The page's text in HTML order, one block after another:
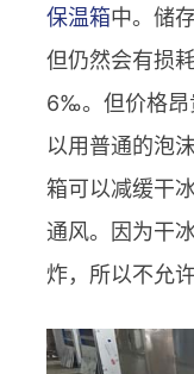
保温箱中。储
但仍然会有损
6‰。但价格昂
以用普通的泡
箱可以减缓干
通风。因为干
炸，所以不允